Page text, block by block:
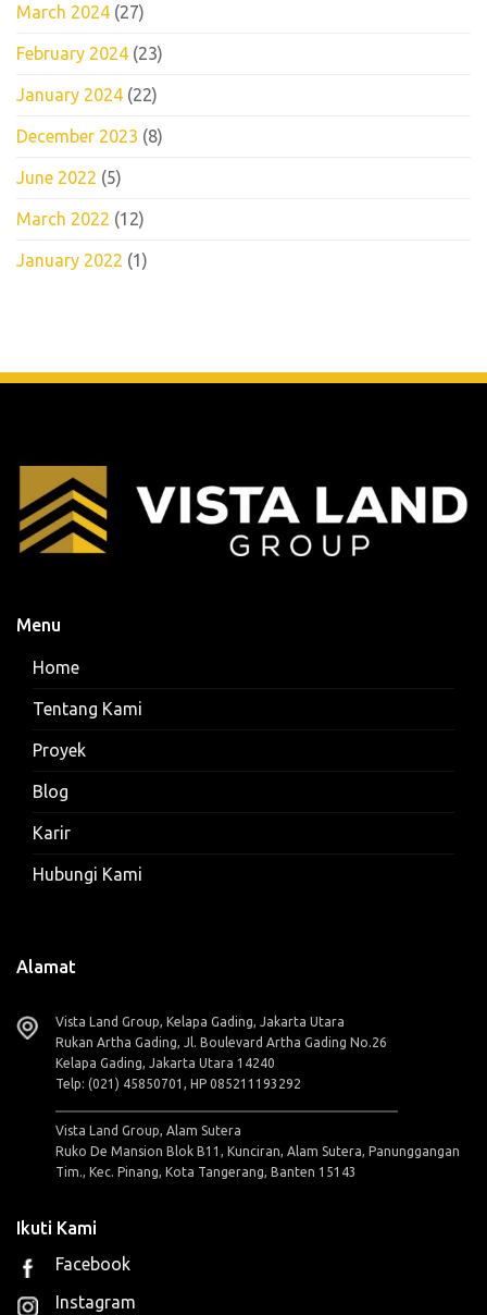
March 2024 (27)
February 2024 (23)
January 2024 (22)
December 2023 (8)
June 2022 (5)
March 2022 (12)
January 2022 (1)
Menu
Home
Tentang Kami
Proyek
Blog
Karir
Hubungi Kami
Alamat
Vista Land Group, Kelapa Gading, Jakarta Utara
Rukan Artha Gading, Jl. Boulevard Artha Gading No.26
Kelapa Gading, Jakarta Utara 14240
Telp: (021) 45850701, HP 085211193292
Vista Land Group, Alam Sutera
Ruko De Mansion Blok B11, Kunciran, Alam Sutera, Panunggangan
Tim., Kec. Pinang, Kota Tangerang, Banten 15143
Ikuti Kami
Facebook
Instagram